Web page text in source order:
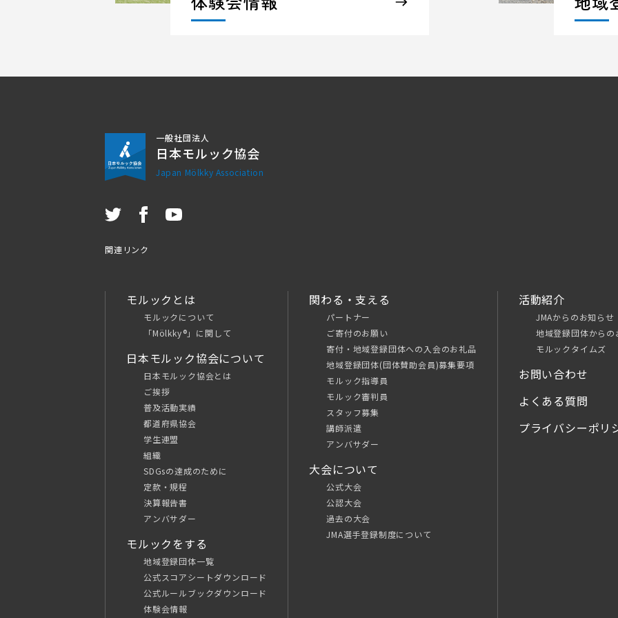
一般社団法人
日本モルック協会
Japan Mölkky Association
関連リンク
モルックとは
モルックについて
「Mölkky®」に関して
日本モルック協会について
日本モルック協会とは
ご挨拶
普及活動実績
都道府県協会
学生連盟
組織
SDGsの達成のために
定款・規程
決算報告書
アンバサダー
モルックをする
地域登録団体一覧
公式スコアシートダウンロード
公式ルールブックダウンロード
体験会情報
関わる・支える
パートナー
ご寄付のお願い
寄付・地域登録団体への入会のお礼品
地域登録団体(団体賛助会員)募集要項
モルック指導員
モルック審判員
スタッフ募集
講師派遣
アンバサダー
大会について
公式大会
公認大会
過去の大会
JMA選手登録制度について
活動紹介
JMAからのお知らせ
地域登録団体からの
モルックタイムズ
お問い合わせ
よくある質問
プライバシーポリ